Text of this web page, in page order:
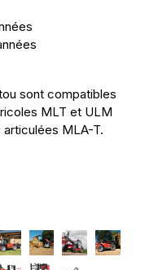
sont compatibles
MLT et ULM
articulées MLA-T.